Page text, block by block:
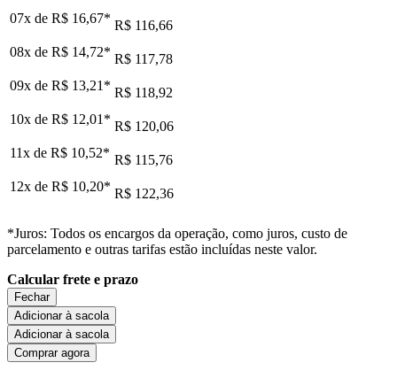
07x de R$ 16,67* R$ 116,66
08x de R$ 14,72* R$ 117,78
09x de R$ 13,21 * R$ 118,92
10x de R$ 12,01 * R$ 120,06
11x de R$ 10,52* R$ 115,76
12x de R$ 10,20* R$ 122,36
*Juros: Todos os encargos da operação, como juros, custo de
parcelamento e outras tarifas estão incluídas neste valor.
Calcular frete e prazo
Fechar
Adicionar à sacola
Adicionar à sacola
Comprar agora